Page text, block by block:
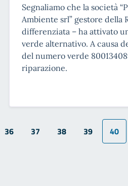
Segnaliamo che la società
Ambiente srl” gestore della
differenziata – ha attivato
verde alternativo. A causa
del numero verde
riparazione.
36 37 38 39 40